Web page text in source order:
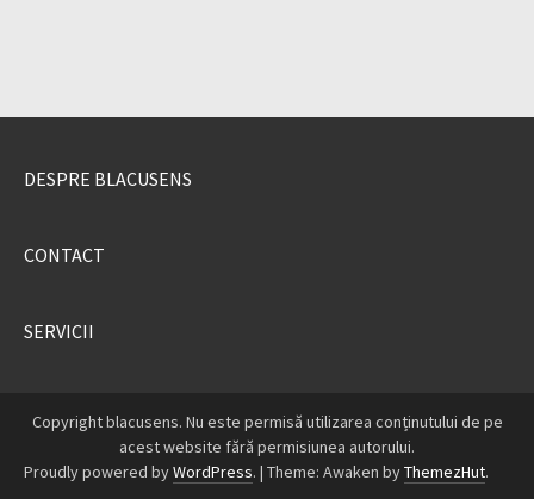
DESPRE BLACUSENS
CONTACT
SERVICII
Copyright blacusens. Nu este permisă utilizarea conținutului de pe
acest website fără permisiunea autorului.
Proudly powered byWordPress. | Theme: Awaken byThemezHut.